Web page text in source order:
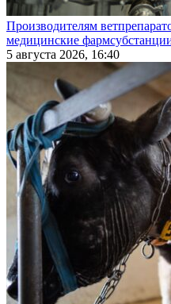
Производителям
медицинские
5 августа 2026, 16:40